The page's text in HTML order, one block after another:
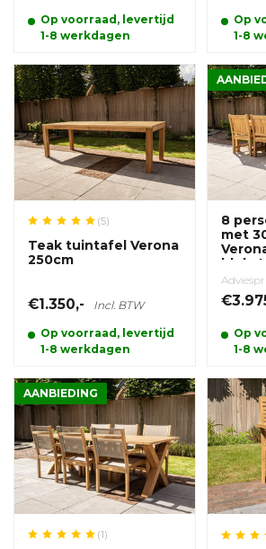
Op voorraad, levertijd
1-8 werkdagen
Op
1-8
(5)
Teak tuintafel Verona
250cm
€1.350,- Incl. BTW
Op voorraad, levertijd
1-8 werkdagen
8
met
Op
1-8
AANBIEDING
(1)